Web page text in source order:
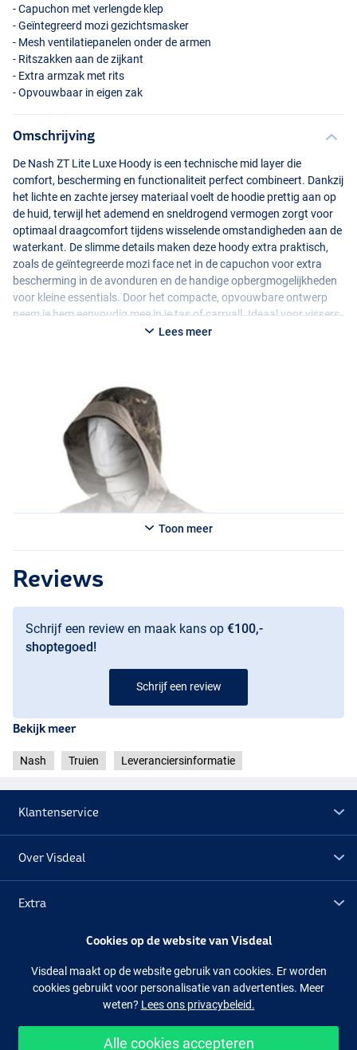
- Capuchon met verlengde klep
- Geïntegreerd mozi gezichtsmasker
- Mesh ventilatiepanelen onder de armen
- Ritszakken aan de zijkant
- Extra armzak met rits
- Opvouwbaar in eigen zak
Omschrijving
De Nash ZT Lite Luxe Hoody is een technische mid layer die
comfort, bescherming en functionaliteit perfect combineert. Dankzij
het lichte en zachte jersey materiaal voelt de hoodie prettig aan op
de huid, terwijl het ademend en sneldrogend vermogen zorgt voor
optimaal draagcomfort tijdens wisselende omstandigheden aan de
waterkant. De slimme details maken deze hoody extra praktisch,
zoals de geïntegreerde mozi face net in de capuchon voor extra
bescherming in de avonduren en de handige opbergmogelijkheden
voor kleine essentials. Door het compacte, opvouwbare ontwerp
neem je hem eenvoudig mee in je tas of carryall. Ideaal voor vissers
die licht, flexibel en goed beschermd op pad willen gaan!
Lees meer
Toon meer
Reviews
Schrijf een review en maak kans op €100,-
shoptegoed!
Schrijf een review
Bekijk meer
Nash Truien Leveranciersinformatie
Klantenservice
Over Visdeal
Extra
Facebook Instagram
Cookies op de website van Visdeal
Visdeal maakt op de website gebruik van cookies. Er worden
cookies gebruikt voor personalisatie van advertenties. Meer
weten? Lees ons privacybeleid.
Alle cookies accepteren